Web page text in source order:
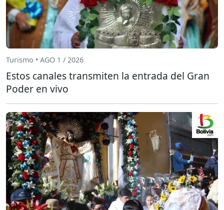
Turismo • AGO 1 / 2026
Estos canales transmiten la entrada del Gran
Poder en vivo